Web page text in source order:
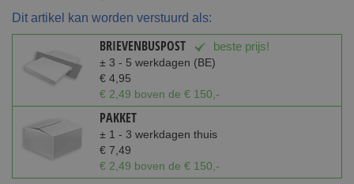
Dit artikel kan worden verstuurd als:
BRIEVENBUSPOST beste prijs!
± 3 - 5 werkdagen (BE)
€ 4,95
€ 2,49 boven de € 150,-
PAKKET
± 1 - 3 werkdagen thuis
€ 7,49
€ 2,49 boven de € 150,-